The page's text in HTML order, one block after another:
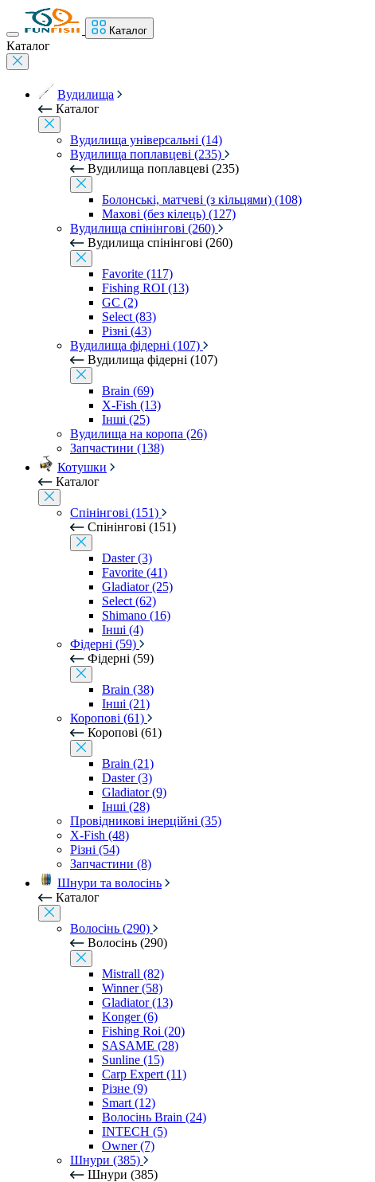
Каталог
Каталог
Вудилища
Каталог
Вудилища універсальні (14)
Вудилища поплавцеві (235)
Вудилища поплавцеві (235)
Болонські, матчеві (з кільцями) (108)
Махові (без кілець) (127)
Вудилища спінінгові (260)
Вудилища спінінгові (260)
Favorite (117)
Fishing ROI (13)
GC (2)
Select (83)
Різні (43)
Вудилища фідерні (107)
Вудилища фідерні (107)
Brain (69)
X-Fish (13)
Інші (25)
Вудилища на коропа (26)
Запчастини (138)
Котушки
Каталог
Спінінгові (151)
Спінінгові (151)
Daster (3)
Favorite (41)
Gladiator (25)
Select (62)
Shimano (16)
Інші (4)
Фідерні (59)
Фідерні (59)
Brain (38)
Інші (21)
Коропові (61)
Коропові (61)
Brain (21)
Daster (3)
Gladiator (9)
Інші (28)
Провідникові інерційні (35)
X-Fish (48)
Різні (54)
Запчастини (8)
Шнури та волосінь
Каталог
Волосінь (290)
Волосінь (290)
Mistrall (82)
Winner (58)
Gladiator (13)
Konger (6)
Fishing Roi (20)
SASAME (28)
Sunline (15)
Carp Expert (11)
Різне (9)
Smart (12)
Волосінь Brain (24)
INTECH (5)
Owner (7)
Шнури (385)
Шнури (385)